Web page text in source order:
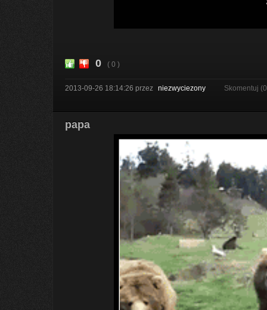
0 ( 0 )
2013-09-26 18:14:26 przez niezwyciezony Skomentuj
papa